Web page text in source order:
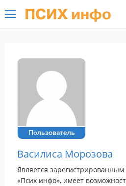
ПСИХ инфо
Пользователь
Василиса Морозова
Является зарегистрированным
«Псих инфо», имеет